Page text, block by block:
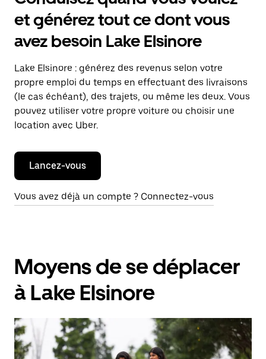
et générez tout ce dont vous
avez besoin Lake Elsinore
Lake Elsinore : générez des revenus selon votre
propre emploi du temps en effectuant des livraisons
(le cas échéant), des trajets, ou même les deux. Vous
pouvez utiliser votre propre voiture ou choisir une
location avec Uber.
Lancez-vous
Vous avez déjà un compte ? Connectez-vous
Moyens de se déplacer
à Lake Elsinore